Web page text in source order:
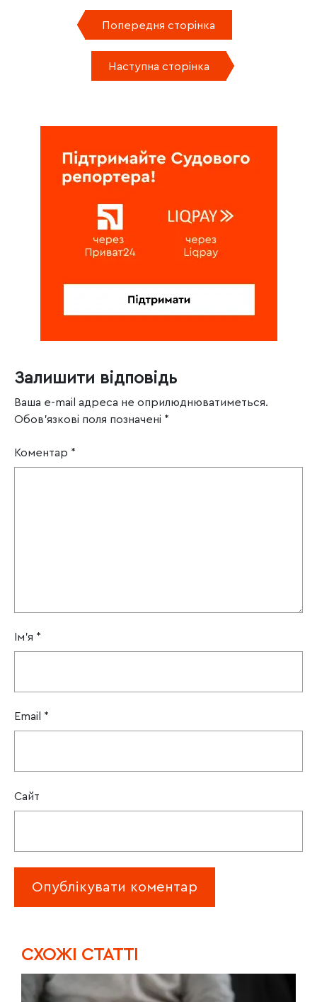
Попередня сторінка
Наступна сторінка
Залишити відповідь
Ваша e-mail адреса не оприлюднюватиметься.
Обов’язкові поля позначені *
Коментар *
Ім'я *
Email *
Сайт
CХОЖІ СТАТТІ